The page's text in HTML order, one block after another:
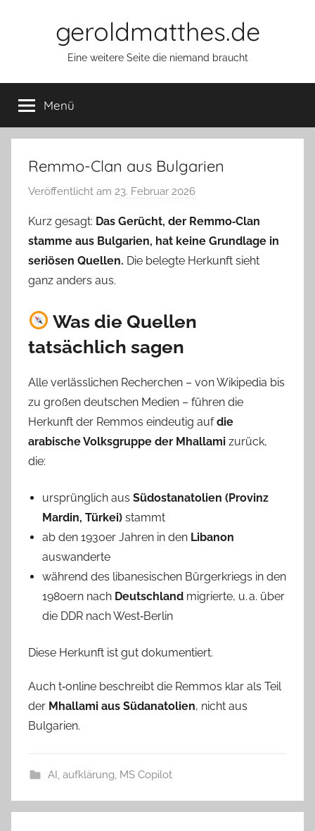
geroldmatthes.de
Eine weitere Seite die niemand braucht
Menü
Remmo-Clan aus Bulgarien
Veröffentlicht am 23. Februar 2026
n
G
e
l
h
e
Kurz gesagt: Das Gerücht, der Remmo‑Clan
stamme aus Bulgarien, hat keine Grundlage in
seriösen Quellen. Die belegte Herkunft sieht
ganz anders aus.
Was die Quellen
tatsächlich sagen
Alle verlässlichen Recherchen – von Wikipedia bis
zu großen deutschen Medien – führen die
Herkunft der Remmos eindeutig aufdie
arabische Volksgruppe der Mhallami zurück,
die:
ursprünglich aus Südostanatolien (Provinz
Mardin, Türkei) stammt
ab den 1930er Jahren in den Libanon
auswanderte
während des libanesischen Bürgerkriegs in den
1980ern nach Deutschland migrierte, u. a. über
die DDR nach West‑Berlin
Diese Herkunft ist gut dokumentiert.
Auch t‑online beschreibt die Remmos klar als Teil
der Mhallami aus Südanatolien, nicht aus
Bulgarien.
AI, aufklärung, MS Copilot